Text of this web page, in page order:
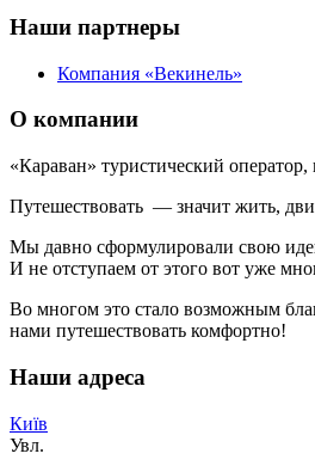
Наши партнеры
Компания «Векинель»
О компании
«Караван» туристический
Путешествовать — значит жить,
Мы давно сформулировали свою
И не отступаем от этого вот уже
Во многом это стало возможным
нами путешествовать комфортно!
Наши адреса
Київ
Увл.